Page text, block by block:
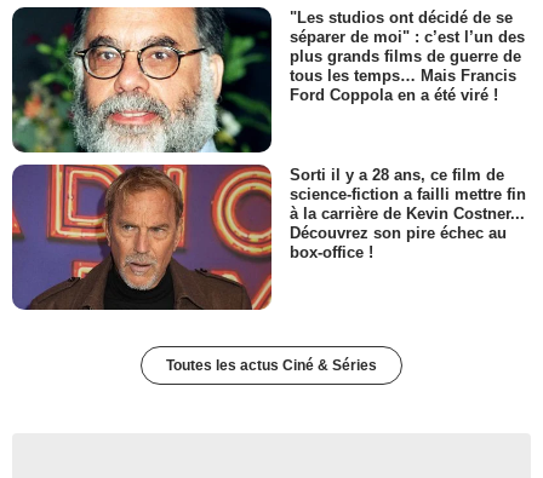
"Les studios ont décidé de se
séparer de moi" : c’est l’un des
plus grands films de guerre de
tous les temps… Mais Francis
Ford Coppola en a été viré !
Sorti il y a 28 ans, ce film de
science-fiction a failli mettre fin
à la carrière de Kevin Costner...
Découvrez son pire échec au
box-office !
Toutes les actus Ciné & Séries